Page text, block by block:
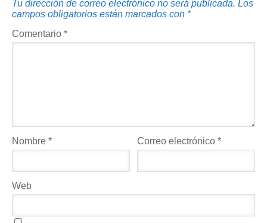
Tu dirección de correo electrónico no será publicada. Los
campos obligatorios están marcados con *
Comentario *
Nombre * Correo electrónico*
Web